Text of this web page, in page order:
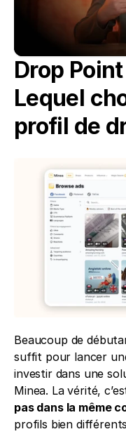
Drop
Lequel
profil de
Beaucoup de
suffit pour lancer
investir dans une
Minea. La vérité,
pas dans la même
profils bien